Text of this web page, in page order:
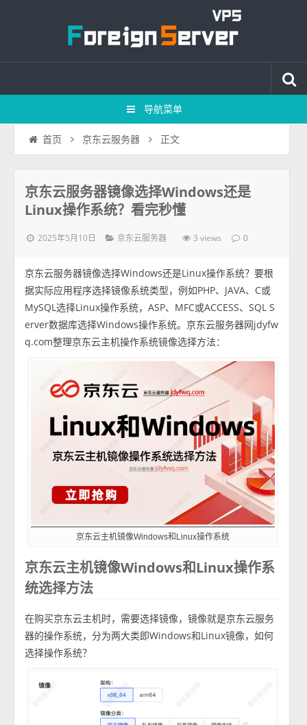
导航菜单
首页 京东云服务器 正文
京东云服务器镜像选择Windows还是
Linux操作系统？看完秒懂
2025年5月10日 京东云服务器 3 views 0
京东云服务器镜像选择Windows还是Linux操作系统？要根
据实际应用程序选择镜像系统类型，例如PHP、JAVA、C或
MySQL选择Linux操作系统，ASP、MFC或ACCESS、SQL S
erver数据库选择Windows操作系统。京东云服务器网jdyfw
q.com整理京东云主机操作系统镜像选择方法：
京东云主机镜像Windows和Linux操作系统
京东云主机镜像Windows和Linux操作系
统选择方法
在购买京东云主机时，需要选择镜像，镜像就是京东云服务
器的操作系统，分为两大类即Windows和Linux镜像，如何
选择操作系统？